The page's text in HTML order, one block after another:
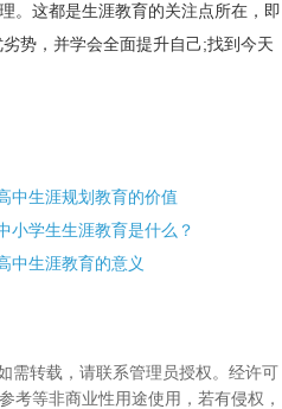
这都是生涯教育的关注点所在，即
势，并学会全面提升自己;找到今天
中生涯规划教育的价值
小学生生涯教育是什么？
中生涯教育的意义
需转载，请联系管理员授权。经许可
考等非商业性用途使用，若有侵权，